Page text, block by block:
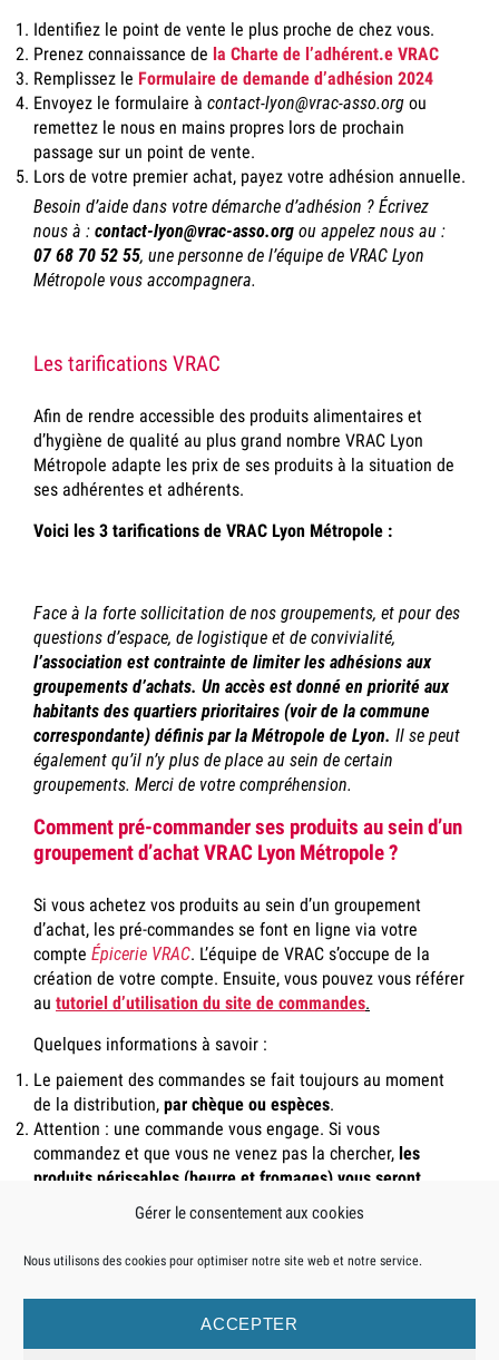
Gérer le consentement aux cookies
Nous utilisons des cookies pour optimiser notre site web et notre service.
ACCEPTER
Identifiez le point de vente le plus proche de chez vous.
Prenez connaissance de la Charte de l’adhérent.e VRAC
Remplissez le Formulaire de demande d’adhésion 2024
Envoyez le formulaire à contact-lyon@vrac-asso.org ou
remettez le nous en mains propres lors de prochain
passage sur un point de vente.
Lors de votre premier achat, payez votre adhésion annuelle.
Besoin d’aide dans votre démarche d’adhésion ? Écrivez
nous à : contact-lyon@vrac-asso.org ou appelez nous au :
07 68 70 52 55, une personne de l’équipe de VRAC Lyon
Métropole vous accompagnera.
Les tarifications VRAC
Afin de rendre accessible des produits alimentaires et
d’hygiène de qualité au plus grand nombre VRAC Lyon
Métropole adapte les prix de ses produits à la situation de
ses adhérentes et adhérents.
Voici les 3 tarifications de VRAC Lyon Métropole :
Face à la forte sollicitation de nos groupements, et pour des
questions d’espace, de logistique et de convivialité,
l’association est contrainte de limiter les adhésions aux
groupements d’achats. Un accès est donné en priorité aux
habitants des quartiers prioritaires (voir de la commune
correspondante) définis par la Métropole de Lyon. Il se peut
également qu’il n’y plus de place au sein de certain
groupements. Merci de votre compréhension.
Comment pré-commander ses produits au sein d’un
groupement d’achat VRAC Lyon Métropole ?
Si vous achetez vos produits au sein d’un groupement
d’achat, les pré-commandes se font en ligne via votre
compte Épicerie VRAC. L’équipe de VRAC s’occupe de la
création de votre compte. Ensuite, vous pouvez vous référer
au tutoriel d’utilisation du site de commandes.
Quelques informations à savoir :
Le paiement des commandes se fait toujours au moment
de la distribution, par chèque ou espèces.
Attention : une commande vous engage. Si vous
commandez et que vous ne venez pas la chercher, les
produits périssables (beurre et fromages) vous seront
facturés le mois d’après
car les produits en question
seraient perdus pour l’association.
Les commandes et les adhésions sont valables pour un